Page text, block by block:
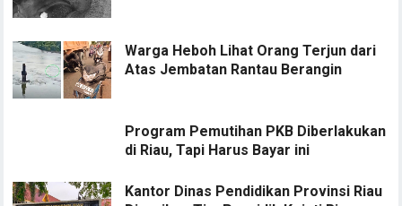
Warga Heboh Lihat Orang Terjun dari
Atas Jembatan Rantau Berangin
Program Pemutihan PKB Diberlakukan
di Riau, Tapi Harus Bayar ini
Kantor Dinas Pendidikan Provinsi Riau